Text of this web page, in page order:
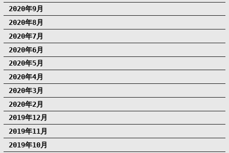
2020年9月
2020年8月
2020年7月
2020年6月
2020年5月
2020年4月
2020年3月
2020年2月
2019年12月
2019年11月
2019年10月